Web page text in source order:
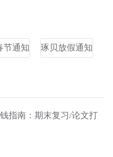
节通知 琢贝放假通知
指南：期末复习/论文打